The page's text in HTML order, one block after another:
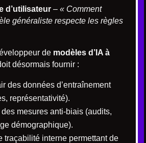
d’utilisateur – « Comment
généraliste respecte les règles
de modèles d’IA à
désormais fournir :
des données d’entraînement
représentativité).
mesures anti-biais (audits,
démographique).
traçabilité interne permettant de